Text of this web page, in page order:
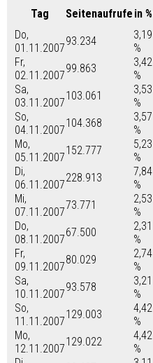
Tag Seitenaufrufe in %
Do,
01.11.2007
93.234
3,19
%
Fr,
02.11.2007
99.863
3,42
%
Sa,
03.11.2007
103.061
3,53
%
So,
04.11.2007
104.368
3,57
%
Mo,
05.11.2007
152.777
5,23
%
Di,
06.11.2007
228.913
7,84
%
Mi,
07.11.2007
73.771
2,53
%
Do,
08.11.2007
67.500
2,31
%
Fr,
09.11.2007
80.029
2,74
%
Sa,
10.11.2007
93.578
3,21
%
So,
11.11.2007
129.003
4,42
%
Mo,
12.11.2007
129.022
4,42
%